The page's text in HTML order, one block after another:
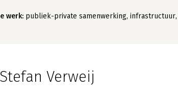
werk: publiek-private samenwerking,
Verweij